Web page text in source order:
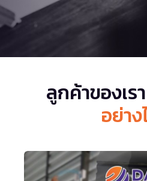
ลูกค้าของเรา
อย่าง